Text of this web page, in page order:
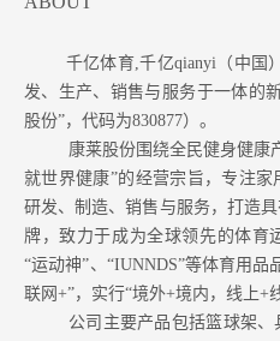
千亿体育,千亿qianyi（中国
发、生产、销售与服务于一体的
股份”，代码为830877）。
康莱股份围绕全民健身健康
就世界健康”的经营宗旨，专注
研发、制造、销售与服务，打造
牌，致力于成为全球领先的体育
“运动神”、“IUNNDS”等体育用品
联网+”，实行“境外+境内，线上+
公司主要产品包括篮球架